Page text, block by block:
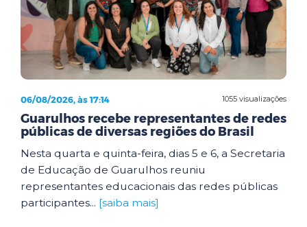
1055 visualizações
06/08/2026, às 17:14
Guarulhos recebe representantes de redes
públicas de diversas regiões do Brasil
Nesta quarta e quinta-feira, dias 5 e 6, a Secretaria
de Educação de Guarulhos reuniu
representantes educacionais das redes públicas
participantes... [saiba mais]